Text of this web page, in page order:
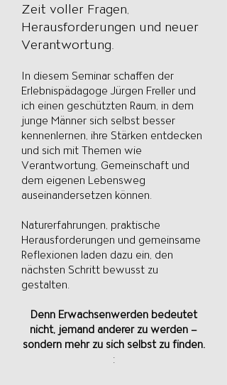
Zeit voller Fragen,
Herausforderungen und neuer
Verantwortung.
In diesem Seminar schaffen der
Erlebnispädagoge Jürgen Freller und
ich einen geschützten Raum, in dem
junge Männer sich selbst besser
kennenlernen, ihre Stärken entdecken
und sich mit Themen wie
Verantwortung, Gemeinschaft und
dem eigenen Lebensweg
auseinandersetzen können.
Naturerfahrungen, praktische
Herausforderungen und gemeinsame
Reflexionen laden dazu ein, den
nächsten Schritt bewusst zu
gestalten.
Denn Erwachsenwerden bedeutet
nicht, jemand anderer zu werden –
sondern mehr zu sich selbst zu finden.
: